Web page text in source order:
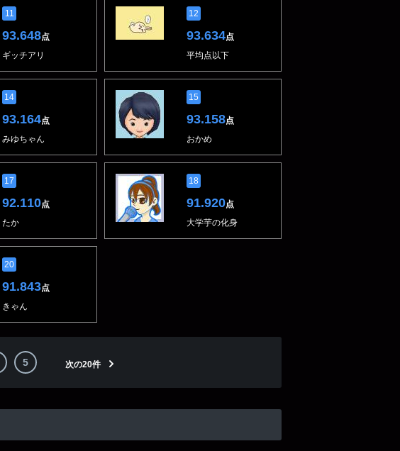
11
93.648点
ギッチアリ
12
93.634点
平均点以下
14
93.164点
みゆちゃん
15
93.158点
おかめ
17
92.110点
たか
18
91.920点
大学芋の化身
20
91.843点
きゃん
5 次の20件